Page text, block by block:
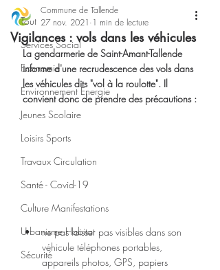
Tout
Services Social
Economie
Environnement Energie
Jeunes Scolaire
Loisirs Sports
Travaux Circulation
Santé - Covid-19
Culture Manifestations
Urbanisme Habitat
Sécurité
Vigilances : vols dans les véhicules
Commune de Tallende
27 nov. 2021 1 min de lecture
La gendarmerie de Saint-Amant-Tallende
informe d'une recrudescence des vols dans
les véhicules dits "vol à la roulotte". Il
convient donc de prendre des précautions :
ne pas laisser pas visibles dans son
véhicule téléphones portables,
appareils photos, GPS, papiers